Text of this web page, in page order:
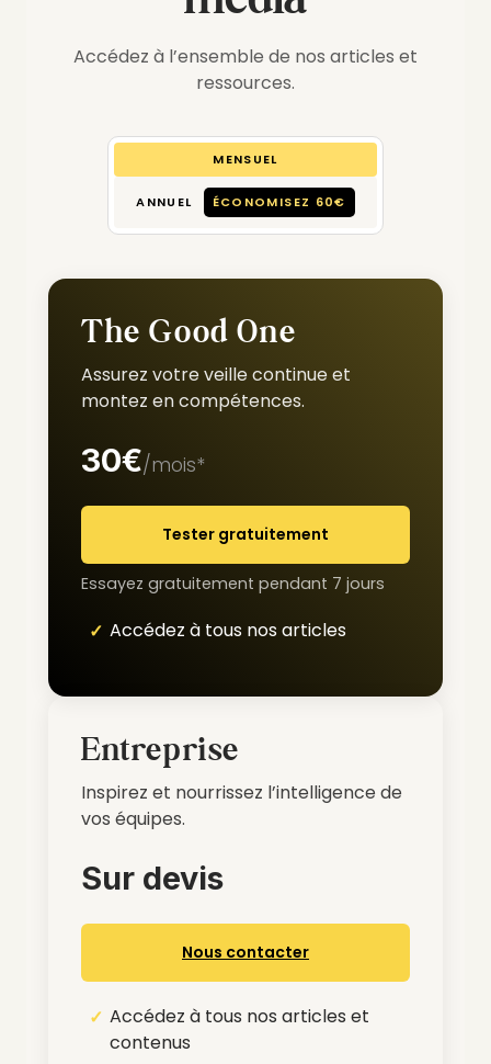
Accédez à l’ensemble de nos articles et
ressources.
MENSUEL
ANNUEL ÉCONOMISEZ 60€
The Good One
Assurez votre veille continue et
montez en compétences.
30€/mois*
Tester gratuitement
Essayez gratuitement pendant 7 jours
Accédez à tous nos articles
Entreprise
Inspirez et nourrissez l’intelligence de
vos équipes.
Sur devis
Nous contacter
Accédez à tous nos articles et
contenus